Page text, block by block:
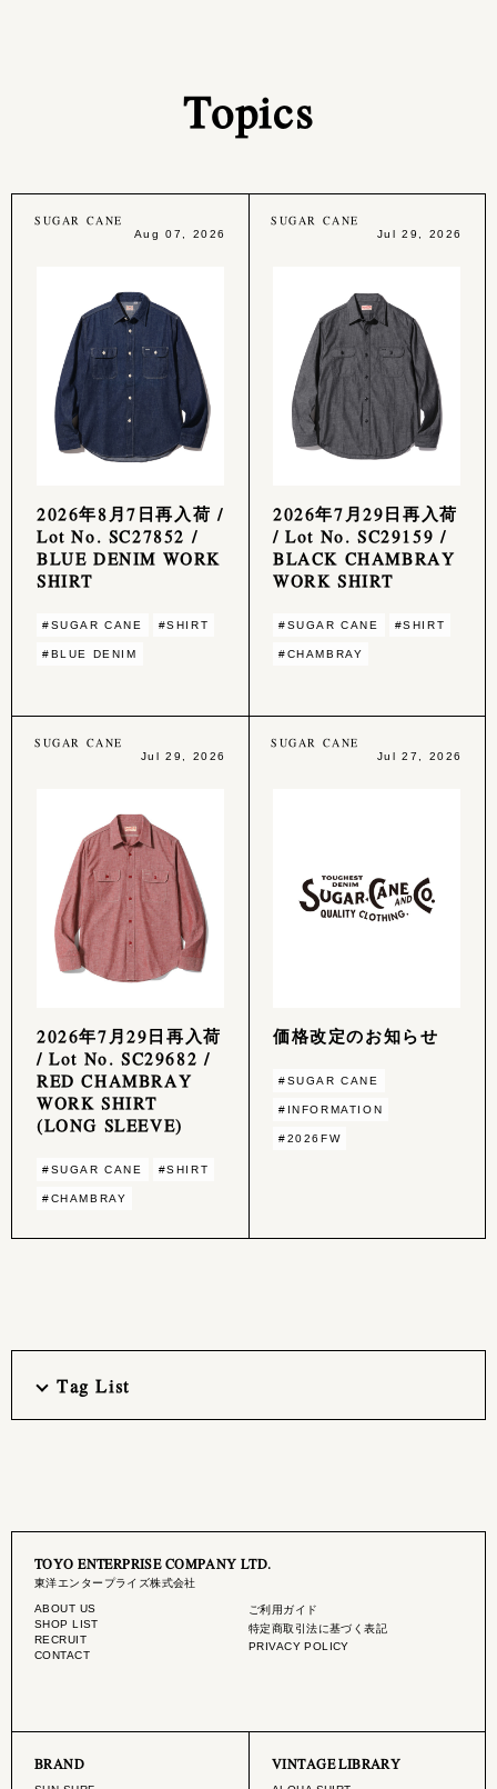
Topics
SUGAR CANE
Aug 07, 2026
2026年8月7日再入荷 /
Lot No. SC27852 /
BLUE DENIM WORK
SHIRT
#SUGAR CANE #SHIRT
#BLUE DENIM
SUGAR CANE
Jul 29, 2026
2026年7月29日再入荷
/ Lot No. SC29159 /
BLACK CHAMBRAY
WORK SHIRT
#SUGAR CANE #SHIRT
#CHAMBRAY
SUGAR CANE
Jul 29, 2026
2026年7月29日再入荷
/ Lot No. SC29682 /
RED CHAMBRAY
WORK SHIRT
(LONG SLEEVE)
#SUGAR CANE #SHIRT
#CHAMBRAY
SUGAR CANE
Jul 27, 2026
価格改定のお知らせ
#SUGAR CANE
#INFORMATION
#2026FW
Tag List
TOYO ENTERPRISE COMPANY LTD.
東洋エンタープライズ株式会社
ABOUT US
SHOP LIST
RECRUIT
CONTACT
ご利用ガイド
特定商取引法に基づく表記
PRIVACY POLICY
BRAND VINTAGE LIBRARY